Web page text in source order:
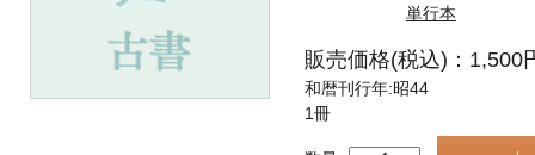
単行本
販売価格(税込)：1,500
和暦刊行年:昭44
1冊